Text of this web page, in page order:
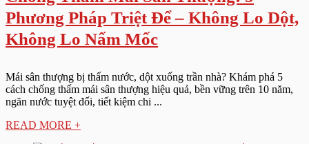
Phương Pháp Triệt Để – Không Lo Dột,
Không Lo Nấm Mốc
Mái sân thượng bị thấm nước, dột xuống trần nhà? Khám phá 5
cách chống thấm mái sân thượng hiệu quả, bền vững trên 10 năm,
ngăn nước tuyệt đối, tiết kiệm chi ...
READ MORE +